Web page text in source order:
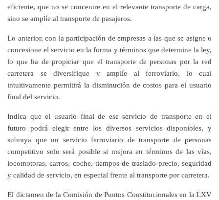
eficiente, que no se concentre en el relevante transporte de carga,
sino se amplíe al transporte de pasajeros.
Lo anterior, con la participación de empresas a las que se asigne o
concesione el servicio en la forma y términos que determine la ley,
lo que ha de propiciar que el transporte de personas por la red
carretera se diversifique y amplíe al ferroviario, lo cual
intuitivamente permitirá la disminución de costos para el usuario
final del servicio.
Indica que el usuario final de ese servicio de transporte en el
futuro podrá elegir entre los diversos servicios disponibles, y
subraya que un servicio ferroviario de transporte de personas
competitivo solo será posible si mejora en términos de las vías,
locomotoras, carros, coche, tiempos de traslado-precio, seguridad
y calidad de servicio, en especial frente al transporte por carretera.
El dictamen de la Comisión de Puntos Constitucionales en la LXV